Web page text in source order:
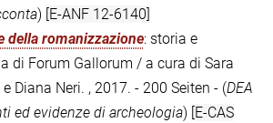
) [E-ANF 12-6140]
della romanizzazione: storia e
di Forum Gallorum / a cura di Sara
Diana Neri. , 2017. - 200 Seiten - (DEA
ed evidenze di archeologia) [E-CAS